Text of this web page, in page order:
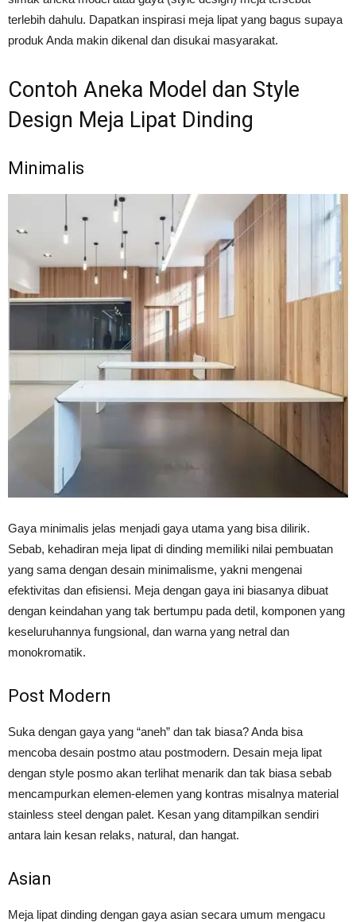
terlebih dahulu. Dapatkan inspirasi meja lipat yang bagus supaya
produk Anda makin dikenal dan disukai masyarakat.
Contoh Aneka Model dan Style
Design Meja Lipat Dinding
Minimalis
Gaya minimalis jelas menjadi gaya utama yang bisa dilirik.
Sebab, kehadiran meja lipat di dinding memiliki nilai pembuatan
yang sama dengan desain minimalisme, yakni mengenai
efektivitas dan efisiensi. Meja dengan gaya ini biasanya dibuat
dengan keindahan yang tak bertumpu pada detil, komponen yang
keseluruhannya fungsional, dan warna yang netral dan
monokromatik.
Post Modern
Suka dengan gaya yang “aneh” dan tak biasa? Anda bisa
mencoba desain postmo atau postmodern. Desain meja lipat
dengan style posmo akan terlihat menarik dan tak biasa sebab
mencampurkan elemen-elemen yang kontras misalnya material
stainless steel dengan palet. Kesan yang ditampilkan sendiri
antara lain kesan relaks, natural, dan hangat.
Asian
Meja lipat dinding dengan gaya asian secara umum mengacu